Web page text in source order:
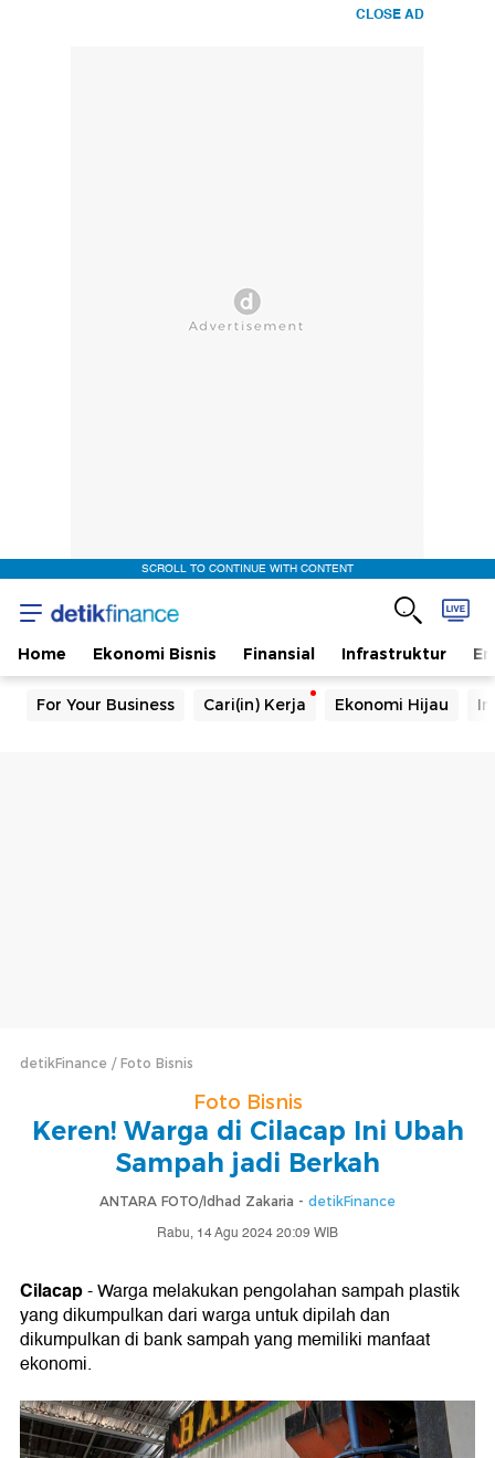
CLOSE AD
SCROLL TO CONTINUE WITH CONTENT
Home Ekonomi Bisnis Finansial Infrastruktur
For Your Business Cari(in) Kerja Ekonomi Hijau
detikFinance Foto Bisnis
Foto Bisnis
Keren! Warga di Cilacap Ini Ubah
Sampah jadi Berkah
ANTARA FOTO/Idhad Zakaria - detikFinance
Rabu, 14 Agu 2024 20:09 WIB
Cilacap- Warga melakukan pengolahan sampah plastik
yang dikumpulkan dari warga untuk dipilah dan
dikumpulkan di bank sampah yang memiliki manfaat
ekonomi.